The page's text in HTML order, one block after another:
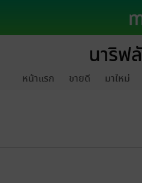
นาริฟ
หน้าแรก ขายดี มาใหม่